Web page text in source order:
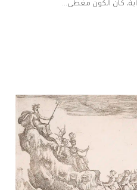
كان الكون مغطى...